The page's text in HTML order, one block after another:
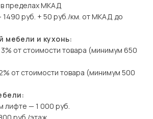
пределах МКАД
руб. + 50 руб./км. от МКАД до
мебели и кухонь:
от стоимости товара (минимум 650
от стоимости товара (минимум 500
лифте — 1 000 руб.